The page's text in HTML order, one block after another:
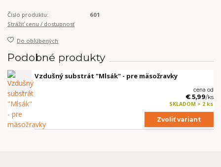
Číslo produktu:
601
Strážiť cenu / dostupnosť
Do obľúbených
Podobné produkty
Vzdušný substrát "Mlsák" - pre mäsožravky
cena od
€ 5,99/ks
SKLADOM > 2 ks
Zvoliť variant